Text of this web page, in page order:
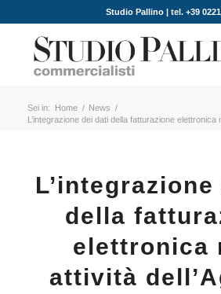
Studio Pallino | tel. +39
Sei in: Home / News /
L’integrazione dei dati della fatturazione elettronica
della
elettronica
attività